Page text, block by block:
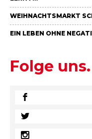
WEIHNACHTSMARKT
EIN LEBEN OHNE
Folge uns.